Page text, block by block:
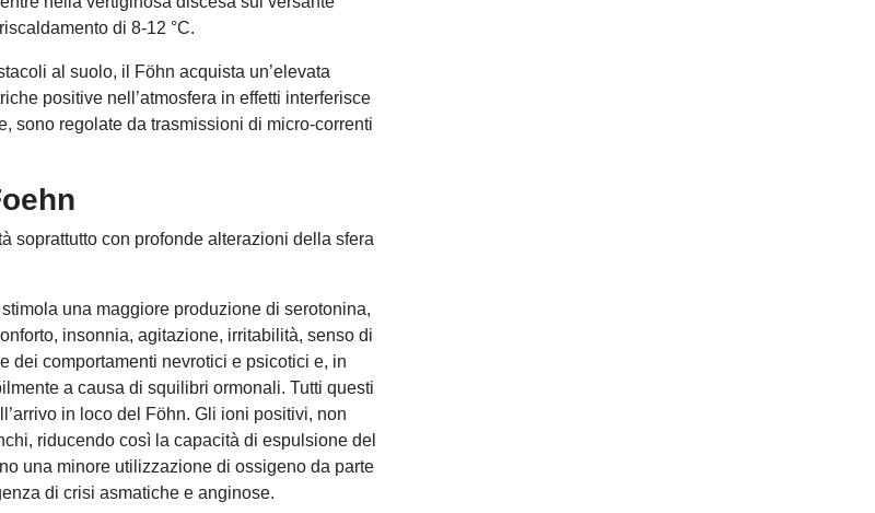
di 8-12 °C.
al suolo, il Föhn acquista un’elevata
positive nell’atmosfera in effetti interferisce
sono regolate da trasmissioni di micro-correnti
soprattutto con profonde alterazioni della sfera
una maggiore produzione di serotonina,
insonnia, agitazione, irritabilità, senso di
dei comportamenti nevrotici e psicotici e, in
a causa di squilibri ormonali. Tutti questi
in loco del Föhn. Gli ioni positivi, non
riducendo così la capacità di espulsione del
una minore utilizzazione di ossigeno da parte
di crisi asmatiche e anginose.